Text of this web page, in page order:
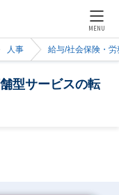
MENU
人事 給与/社会保険・労
型サービスの転